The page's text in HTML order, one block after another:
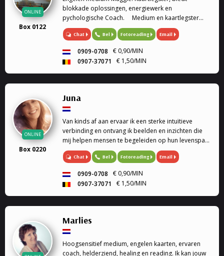
ONLINE
Box 0122
blokkade oplossingen, energiewerk en
pychologische Coach. Medium en kaartlegster
Mijn gaven (heldervoelend, helderwetend,
helderruikend, energiewerk) zet ik graag in om
Chat Bel Fotoreading Email
0909-0708
€ 0,90/MIN
0907-37071
€ 1,50/MIN
ONLINE
Box 0220
Juna
Van kinds af aan ervaar ik een sterke intuïtieve
verbinding en ontvang ik beelden en inzichten die
mij helpen mensen te begeleiden op hun levenspad.
Als spiritueel begeleider werk ik met de
Lenormandkaarten,
Chat Bel Fotoreading Email
0909-0708
€ 0,90/MIN
0907-37071
€ 1,50/MIN
Marlies
Hoogsensitief medium, engelen kaarten, ervaren
coach, helderziend, healing en reading. Ik kan jouw